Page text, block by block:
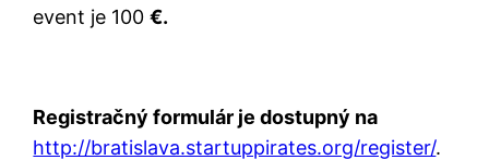
event je 100€.
Registračný formulár je dostupný na
http://bratislava.startuppirates.org/register/.